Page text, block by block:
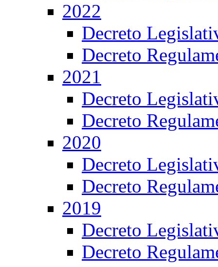
2022
Decreto
Decreto
2021
Decreto
Decreto
2020
Decreto
Decreto
2019
Decreto
Decreto